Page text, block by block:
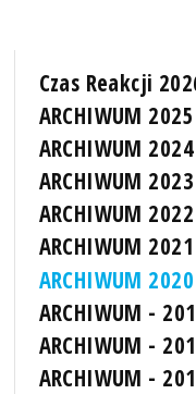
Czas Reakcji
ARCHIWUM 2025
ARCHIWUM 2024
ARCHIWUM 2023
ARCHIWUM 2022
ARCHIWUM 2021
ARCHIWUM 2020
ARCHIWUM -
ARCHIWUM -
ARCHIWUM -